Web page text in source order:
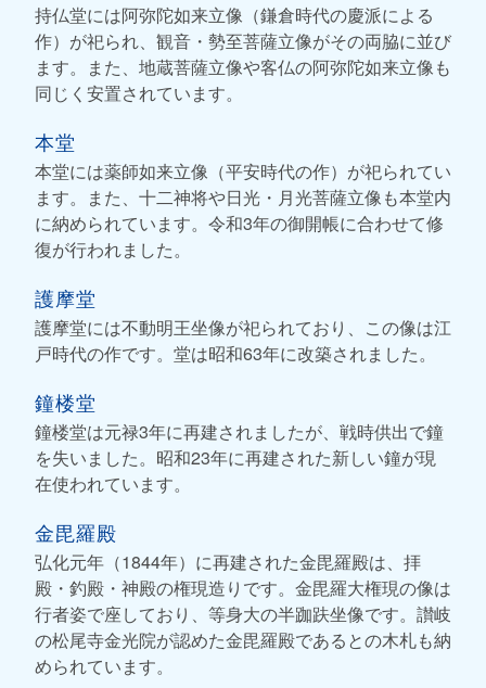
持仏堂には阿弥陀如来立像（鎌倉時代の慶派による
作）が祀られ、観音・勢至菩薩立像がその両脇に並び
ます。また、地蔵菩薩立像や客仏の阿弥陀如来立像も
同じく安置されています。
本堂
本堂には薬師如来立像（平安時代の作）が祀られてい
ます。また、十二神将や日光・月光菩薩立像も本堂内
に納められています。令和3年の御開帳に合わせて修
復が行われました。
護摩堂
護摩堂には不動明王坐像が祀られており、この像は江
戸時代の作です。堂は昭和63年に改築されました。
鐘楼堂
鐘楼堂は元禄3年に再建されましたが、戦時供出で鐘
を失いました。昭和23年に再建された新しい鐘が現
在使われています。
金毘羅殿
弘化元年（1844年）に再建された金毘羅殿は、拝
殿・釣殿・神殿の権現造りです。金毘羅大権現の像は
行者姿で座しており、等身大の半跏趺坐像です。讃岐
の松尾寺金光院が認めた金毘羅殿であるとの木札も納
められています。